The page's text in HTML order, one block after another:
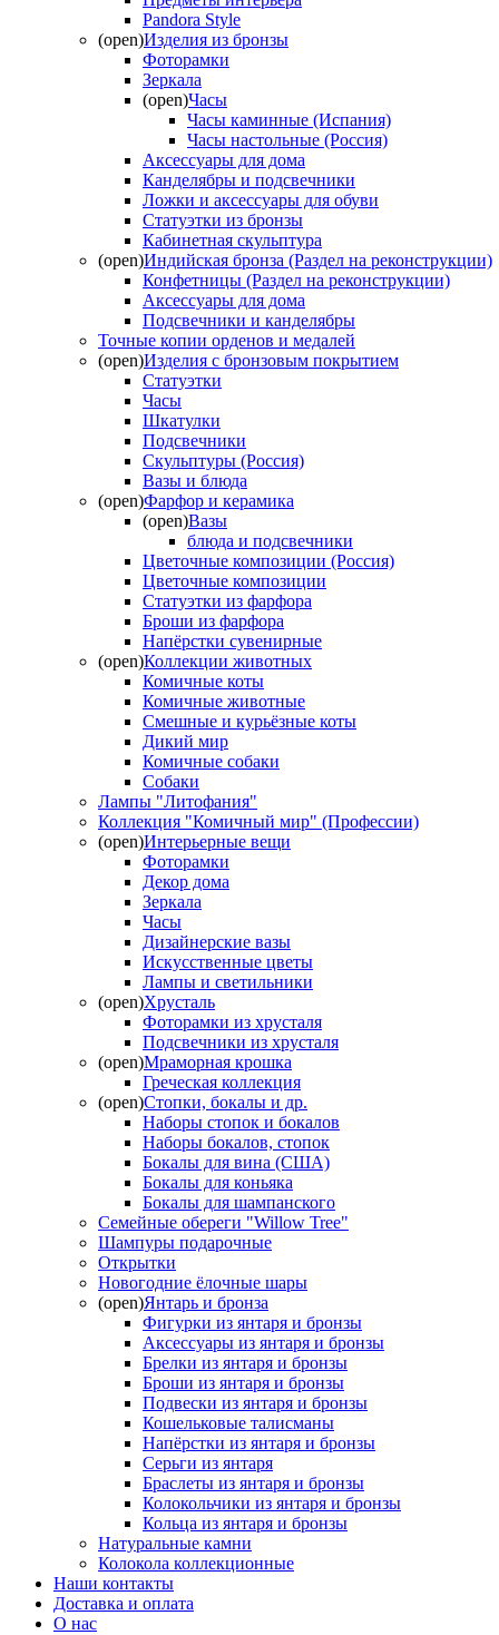
Pandora Style
(open)Изделия из бронзы
Фоторамки
Зеркала
(open)Часы
Часы каминные (Испания)
Часы настольные (Россия)
Аксессуары для дома
Канделябры и подсвечники
Ложки и аксессуары для обуви
Статуэтки из бронзы
Кабинетная скульптура
(open)Индийская бронза (Раздел на реконструкции)
Конфетницы (Раздел на реконструкции)
Аксессуары для дома
Подсвечники и канделябры
Точные копии орденов и медалей
(open)Изделия с бронзовым покрытием
Статуэтки
Часы
Шкатулки
Подсвечники
Скульптуры (Россия)
Вазы и блюда
(open)Фарфор и керамика
(open)Вазы
блюда и подсвечники
Цветочные композиции (Россия)
Цветочные композиции
Статуэтки из фарфора
Броши из фарфора
Напёрстки сувенирные
(open)Коллекции животных
Комичные коты
Комичные животные
Смешные и курьёзные коты
Дикий мир
Комичные собаки
Собаки
Лампы "Литофания"
Коллекция "Комичный мир" (Профессии)
(open)Интерьерные вещи
Фоторамки
Декор дома
Зеркала
Часы
Дизайнерские вазы
Искусственные цветы
Лампы и светильники
(open)Хрусталь
Фоторамки из хрусталя
Подсвечники из хрусталя
(open)Мраморная крошка
Греческая коллекция
(open)Стопки, бокалы и др.
Наборы стопок и бокалов
Наборы бокалов, стопок
Бокалы для вина (США)
Бокалы для коньяка
Бокалы для шампанского
Семейные обереги "Willow Tree"
Шампуры подарочные
Открытки
Новогодние ёлочные шары
(open)Янтарь и бронза
Фигурки из янтаря и бронзы
Аксессуары из янтаря и бронзы
Брелки из янтаря и бронзы
Броши из янтаря и бронзы
Подвески из янтаря и бронзы
Кошельковые талисманы
Напёрстки из янтаря и бронзы
Серьги из янтаря
Браслеты из янтаря и бронзы
Колокольчики из янтаря и бронзы
Кольца из янтаря и бронзы
Натуральные камни
Колокола коллекционные
Наши контакты
Доставка и оплата
О нас